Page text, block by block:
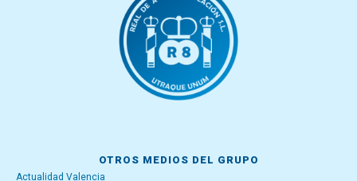
OTROS MEDIOS DEL GRUPO
Actualidad Valencia